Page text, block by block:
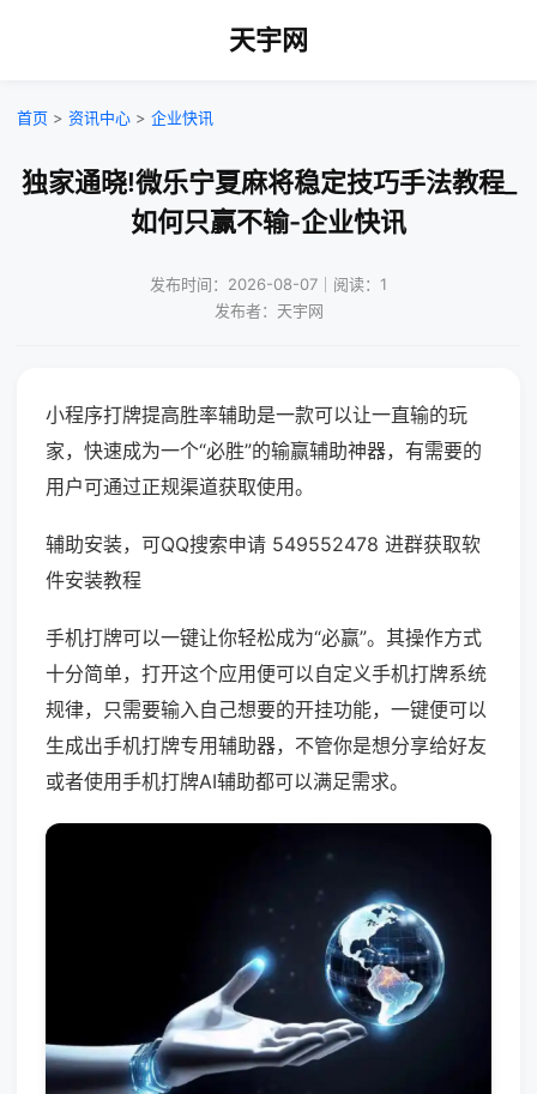
天宇网
首页 > 资讯中心 > 企业快讯
独家通晓!微乐宁夏麻将稳定技巧手法教程_
如何只赢不输-企业快讯
发布时间：2026-08-07｜阅读：1
发布者：天宇网
小程序打牌提高胜率辅助是一款可以让一直输的玩
家，快速成为一个“必胜”的输赢辅助神器，有需要的
用户可通过正规渠道获取使用。
辅助安装，可QQ搜索申请 549552478 进群获取软
件安装教程
手机打牌可以一键让你轻松成为“必赢”。其操作方式
十分简单，打开这个应用便可以自定义手机打牌系统
规律，只需要输入自己想要的开挂功能，一键便可以
生成出手机打牌专用辅助器，不管你是想分享给好友
或者使用手机打牌AI辅助都可以满足需求。